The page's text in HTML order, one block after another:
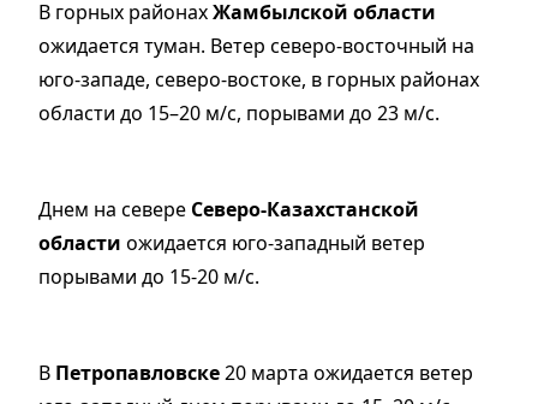
В горных районахЖамбылской области
ожидается туман. Ветер северо-восточный на
юго-западе, северо-востоке, в горных районах
области до 15–20 м/с, порывами до 23 м/с.
Днем на севере Северо-Казахстанской
области ожидается юго-западный ветер
порывами до 15-20 м/с.
В Петропавловске20 марта ожидается ветер